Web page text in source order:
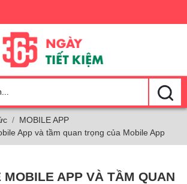
MOBILE APP
App và tầm quan trọng của Mobile App
MOBILE APP VÀ TẦM QUAN